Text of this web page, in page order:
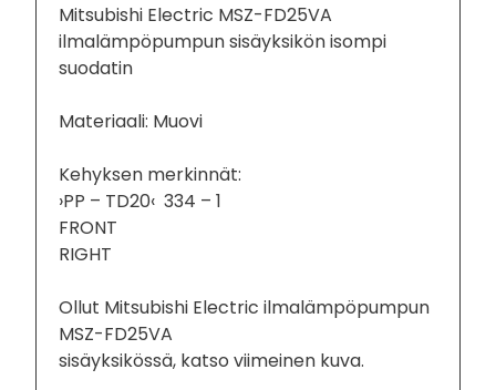
Mitsubishi Electric MSZ-FD25VA
ilmalämpöpumpun sisäyksikön isompi
suodatin
Materiaali: Muovi
Kehyksen merkinnät:
›PP – TD20‹ 334 – 1
FRONT
RIGHT
Ollut Mitsubishi Electric ilmalämpöpumpun
MSZ-FD25VA
sisäyksikössä, katso viimeinen kuva.